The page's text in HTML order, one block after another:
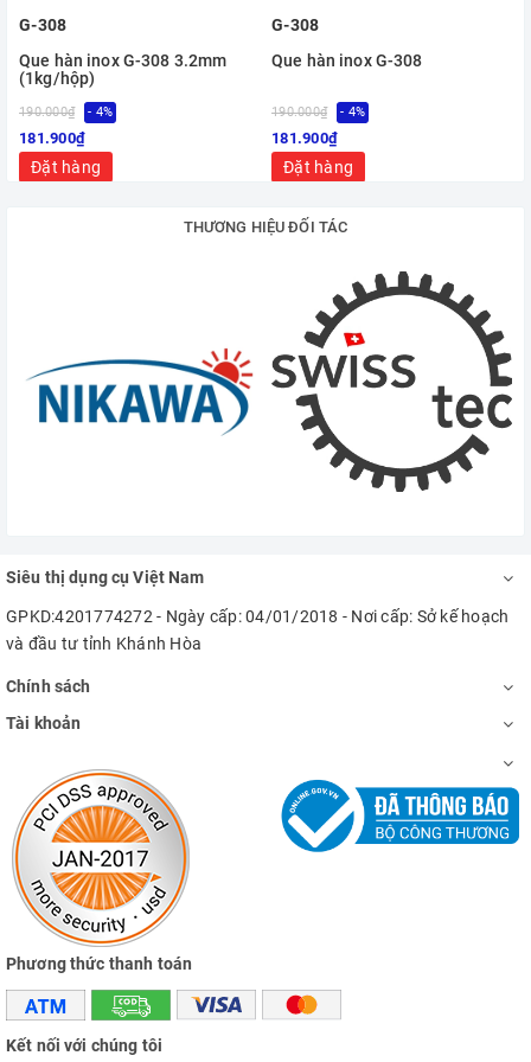
G-308
Que hàn inox G-308 3.2mm
(1kg/hộp)
190.000₫ - 4%
181.900₫
Đặt hàng
G-308
Que hàn inox G-308
190.000₫ - 4%
181.900₫
Đặt hàng
THƯƠNG HIỆU ĐỐI TÁC
Siêu thị dụng cụ Việt Nam
GPKD:4201774272 - Ngày cấp: 04/01/2018 - Nơi cấp: Sở kế hoạch
và đầu tư tỉnh Khánh Hòa
Chính sách
Tài khoản
Phương thức thanh toán
Kết nối với chúng tôi